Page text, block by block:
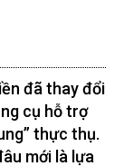
đã thay đổi
cụ hỗ trợ
thực thụ.
mới là lựa